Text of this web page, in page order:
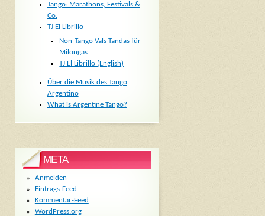
Tango: Marathons, Festivals &
Co.
TJ El Librillo
Non-Tango Vals Tandas für
Milongas
TJ El Librillo (English)
Über die Musik des Tango
Argentino
What is Argentine Tango?
META
Anmelden
Eintrags-Feed
Kommentar-Feed
WordPress.org